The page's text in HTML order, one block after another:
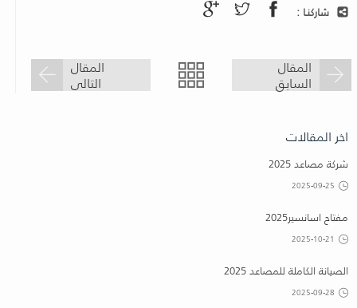
شاركنـا :
المقال
السابق
المقال
التالى
اخر المقالات
شركة مصاعد 2025
2025-09-25
مفتاح اسانسير2025
2025-10-21
الصيانة الكاملة للمصاعد 2025
2025-09-28